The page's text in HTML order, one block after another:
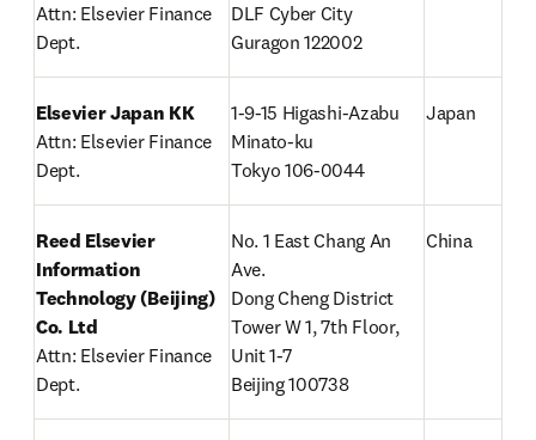
Attn: Elsevier Finance
Dept.
DLF Cyber City
Guragon 122002
Elsevier Japan KK
Attn: Elsevier Finance
Dept.
1-9-15 Higashi-Azabu
Minato-ku
Tokyo 106-0044
Japan
Reed Elsevier
Information
Technology (Beijing)
Co. Ltd
Attn: Elsevier Finance
Dept.
No. 1 East Chang An
Ave.
Dong Cheng District
Tower W 1, 7th Floor,
Unit 1-7
Beijing 100738
China